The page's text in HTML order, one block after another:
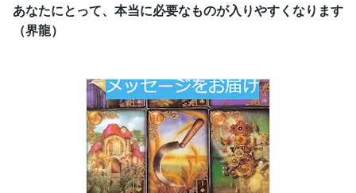
あなたにとって、本当に必要なものが入りやすくなります
（界龍）